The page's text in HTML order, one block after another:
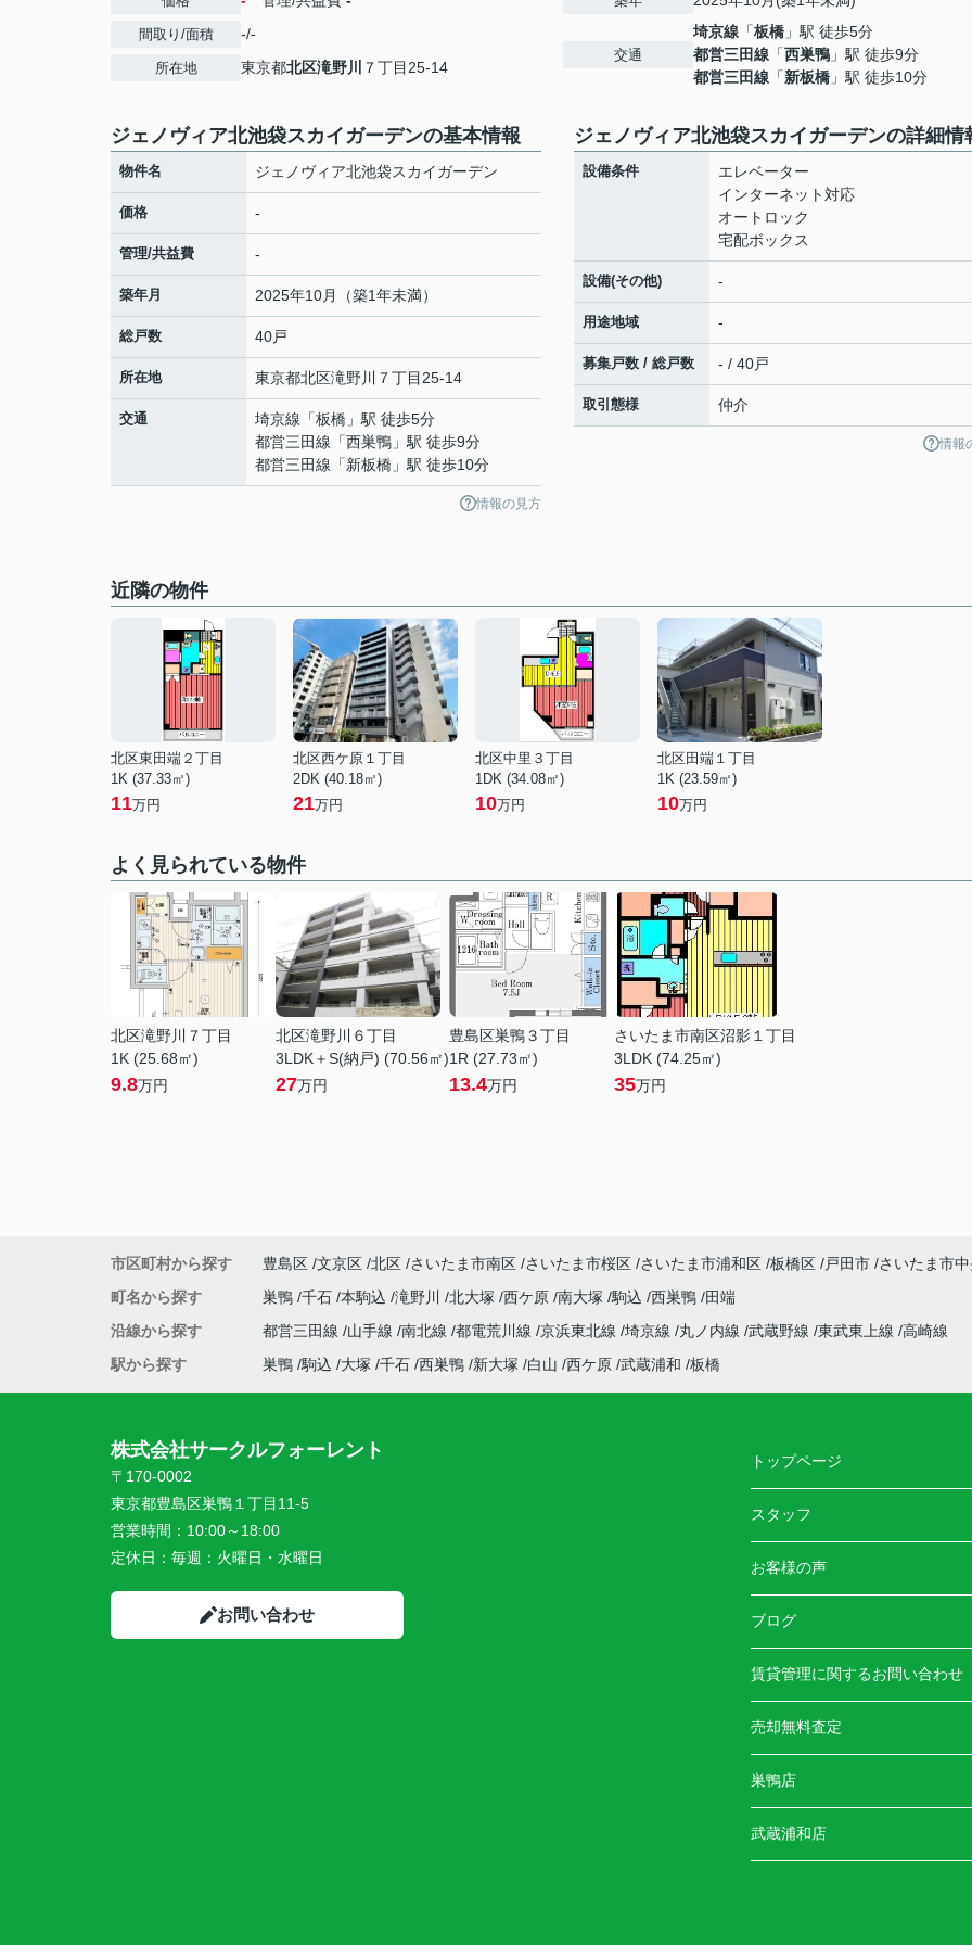
間取り/面積 -/-
所在地 東京都北区滝野川 ７丁目25-14
交通
埼京線 「板橋 」駅 徒歩5分
都営三田線 「西巣鴨 」駅 徒歩9分
都営三田線 「新板橋 」駅 徒歩10分
ジェノヴィア北池袋スカイガーデンの基本情報
物件名 ジェノヴィア北池袋スカイガーデン
価格 -
管理/共益費 -
築年月 2025年10月（築1年未満）
総戸数 40戸
所在地 東京都北区滝野川 ７丁目25-14
交通 埼京線 「板橋 」駅 徒歩5分
都営三田線 「西巣鴨 」駅 徒歩9分
都営三田線 「新板橋 」駅 徒歩10分
情報の見方
ジェノヴィア北池袋スカイガーデンの詳細情
設備条件
エレベーター
インターネット対応
オートロック
宅配ボックス
設備(その他) -
用途地域 -
募集戸数 / 総戸数 - / 40戸
取引態様 仲介
情報
近隣の物件
北区東田端２丁目
1K (37.33㎡)
11万円
北区西ケ原１丁目
2DK (40.18㎡)
21万円
北区中里３丁目
1DK (34.08㎡)
10万円
北区田端１丁目
1K (23.59㎡)
10万円
よく見られている物件
北区滝野川７丁目
1K (25.68㎡)
9.8万円
北区滝野川６丁目
3LDK＋S(納戸) (70.56㎡)
27万円
豊島区巣鴨３丁目
1R (27.73㎡)
13.4万円
さいたま市南区沼影１丁目
3LDK (74.25㎡)
35万円
市区町村から探す 豊島区 文京区 北区 さいたま市南区 さいたま市桜区 さいたま市浦和区 板橋区 戸田市 さいたま市
町名から探す
巣鴨 千石 本駒込 滝野川 北大塚 西ケ原 南大塚 駒込 西巣鴨
田端
沿線から探す
都営三田線 山手線 南北線 都電荒川線 京浜東北線 埼京線 丸ノ内線 武蔵野線 東武東上線 高崎線
駅から探す
巣鴨 駒込 大塚 千石 西巣鴨 新大塚 白山 西ケ原 武蔵浦和 板橋
株式会社サークルフォーレント
〒170-0002
東京都豊島区巣鴨１丁目11-5
営業時間： 10:00～18:00
定休日： 毎週：火曜日・水曜日
お問い合わせ
トップページ
スタッフ
お客様の声
ブログ
賃貸管理に関するお問い合わせ
売却無料査定
巣鴨店
武蔵浦和店